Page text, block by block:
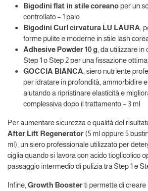
Bigodini flat in stile coreanoper un
controllato – 1 paio
Bigodini Curl cirvatura LU LAURA,
forme pulite e moderne in stile lash
Adhesive Powder 10 g, da utilizzare in
Step 1 o Step 2 per una fissazione
GOCCIA BIANCA, siero nutriente
per idratare in profondità, ammorbidire
aiutando a ripristinare elasticità e
complessiva dopo il trattamento – 3 ml
Per aumentare sicurezza e qualità del
After Lift Regenerator (5 ml oppure 5
ml), un siero professionale utilizzato per
ciglia quando si lavora con acido tioglicolico
passaggio intermedio di pulizia tra Step 1 e
Infine,Growth Boosterti permette di creare